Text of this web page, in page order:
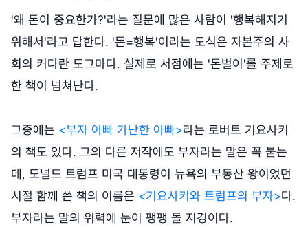
'왜 돈이 중요한가?'라는 질문에 많은 사람이 '행복해지기
위해서'라고 답한다. '돈=행복'이라는 도식은 자본주의 사
회의 커다란 도그마다. 실제로 서점에는 '돈벌이'를 주제로
한 책이 넘쳐난다.
그중에는 <부자 아빠 가난한 아빠>라는 로버트 기요사키
의 책도 있다. 그의 다른 저작에도 부자라는 말은 꼭 붙는
데, 도널드 트럼프 미국 대통령이 뉴욕의 부동산 왕이었던
시절 함께 쓴 책의 이름은 <기요사키와 트럼프의 부자>다.
부자라는 말의 위력에 눈이 팽팽 돌 지경이다.